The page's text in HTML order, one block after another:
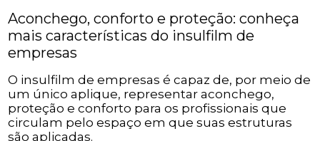
Aconchego, conforto e proteção: conheça
mais características do insulfilm de
empresas
O insulfilm de empresas é capaz de, por meio de
um único aplique, representar aconchego,
proteção e conforto para os profissionais que
circulam pelo espaço em que suas estruturas
são aplicadas.